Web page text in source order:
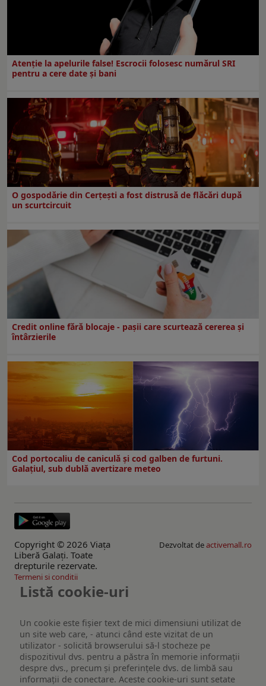
Atenție la apelurile false! Escrocii folosesc numărul SRI
pentru a cere date și bani
O gospodărie din Cerțești a fost distrusă de flăcări după
un scurtcircuit
Credit online fără blocaje - pașii care scurtează cererea și
întârzierile
Cod portocaliu de caniculă și cod galben de furtuni.
Galațiul, sub dublă avertizare meteo
Copyright © 2026 Viaţa
Liberă Galaţi. Toate
drepturile rezervate.
Dezvoltat deactivemall.ro
Termeni si conditii
Listă cookie-uri
Un cookie este fişier text de mici dimensiuni utilizat de
un site web care, - atunci când este vizitat de un
utilizator - solicită browserului să-l stocheze pe
dispozitivul dvs. pentru a păstra în memorie informații
despre dvs., precum și preferințele dvs. de limbă sau
informații de conectare. Aceste cookie-uri sunt setate